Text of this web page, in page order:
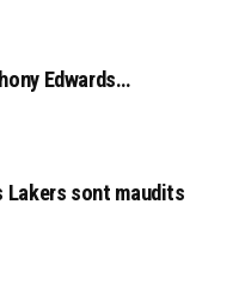
Edwards…
Lakers sont maudits